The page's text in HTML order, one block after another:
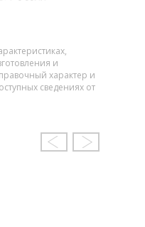
и
характер и
сведениях от